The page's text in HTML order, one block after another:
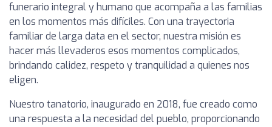
funerario integral y humano que acompaña a las familias
en los momentos más difíciles. Con una trayectoria
familiar de larga data en el sector, nuestra misión es
hacer más llevaderos esos momentos complicados,
brindando calidez, respeto y tranquilidad a quienes nos
eligen.
Nuestro tanatorio, inaugurado en 2018, fue creado como
una respuesta a la necesidad del pueblo, proporcionando